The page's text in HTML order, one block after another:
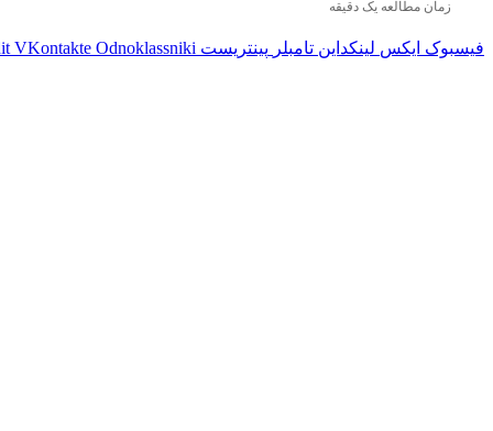
زمان مطالعه یک دقیقه
فیسبوک ایکس لینکداین تامبلر پینتریست VKontakte Odnoklassniki